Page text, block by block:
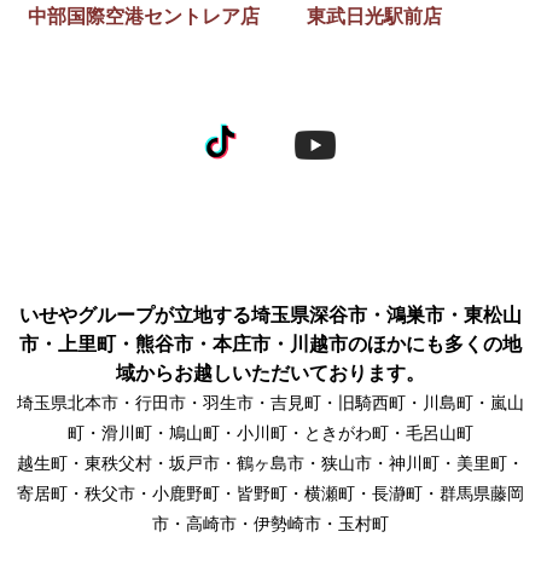
中部国際空港セントレア店
東武日光駅前店
いせやグループが立地する埼玉県深谷市・鴻巣市・東松山
市・上里町・熊谷市・本庄市・川越市のほかにも多くの地
域からお越しいただいております。
埼玉県北本市・行田市・羽生市・吉見町・旧騎西町・川島町・嵐山
町・滑川町・鳩山町・小川町・ときがわ町・毛呂山町
越生町・東秩父村・坂戸市・鶴ヶ島市・狭山市・神川町・美里町・
寄居町・秩父市・小鹿野町・皆野町・横瀬町・長瀞町・群馬県藤岡
市・高崎市・伊勢崎市・玉村町